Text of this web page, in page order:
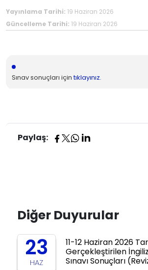
Yayınlama Tarihi: 19 Haziran 2026
Güncelleme Tarihi: 19 Haziran 2026
Sınav sonuçları içintıklayınız.
Paylaş:
Diğer Duyurular
23
HAZ
11-12 Haziran 2026
Gerçekleştirilen
Sınavı Sonuçları